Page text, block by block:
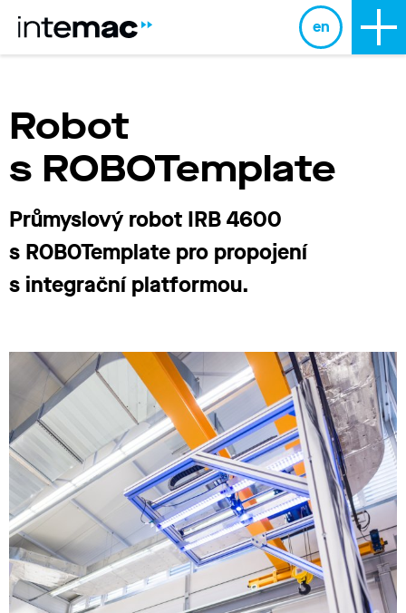
en
Robot
s ROBOTemplate
Průmyslový robot IRB 4600
s ROBOTemplate pro propojení
s integrační platformou.